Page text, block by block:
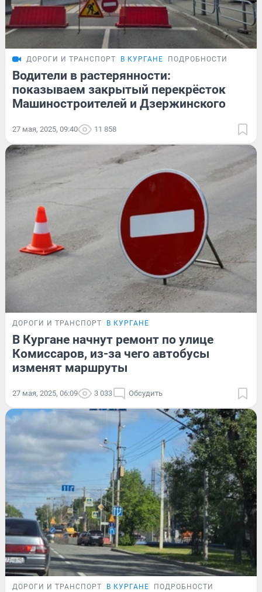
ДОРОГИ И ТРАНСПОРТ В КУРГАНЕ ПОДРОБНОСТИ
Водители в растерянности:
показываем закрытый перекрёсток
Машиностроителей и Дзержинского
27 мая, 2025, 09:40 11 858
ДОРОГИ И ТРАНСПОРТ В КУРГАНЕ
В Кургане начнут ремонт по улице
Комиссаров, из-за чего автобусы
изменят маршруты
27 мая, 2025, 06:09 3 033 Обсудить
ДОРОГИ И ТРАНСПОРТ В КУРГАНЕ ПОДРОБНОСТИ